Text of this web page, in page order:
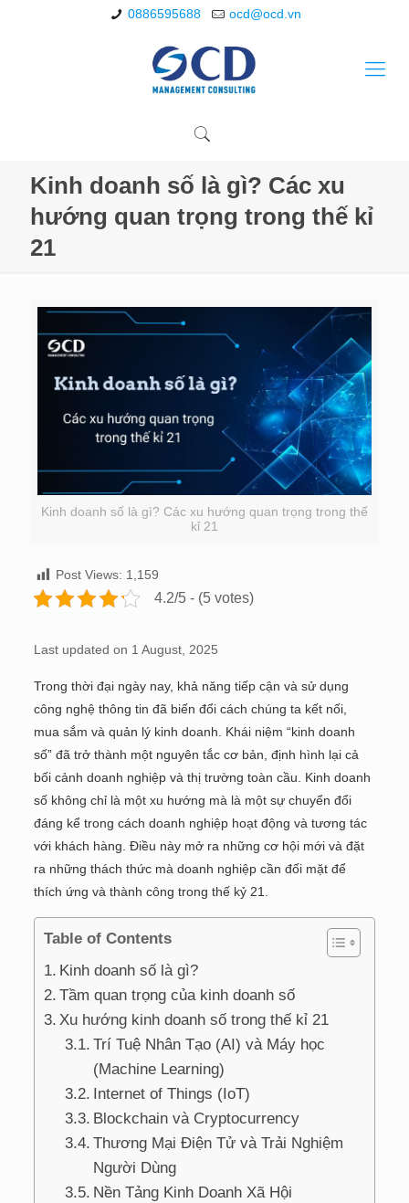
0886595688 ocd@ocd.vn
Kinh doanh số là gì? Các xu
hướng quan trọng trong thế kỉ
21
Kinh doanh số là gì? Các xu hướng quan trọng trong thế
kỉ 21
Post Views: 1,159
4.2/5 - (5 votes)
Last updated on 1 August, 2025
Trong thời đại ngày nay, khả năng tiếp cận và sử dụng
công nghệ thông tin đã biến đổi cách chúng ta kết nối,
mua sắm và quản lý kinh doanh. Khái niệm “kinh doanh
số” đã trở thành một nguyên tắc cơ bản, định hình lại cả
bối cảnh doanh nghiệp và thị trường toàn cầu. Kinh doanh
số không chỉ là một xu hướng mà là một sự chuyển đổi
đáng kể trong cách doanh nghiệp hoạt động và tương tác
với khách hàng. Điều này mở ra những cơ hội mới và đặt
ra những thách thức mà doanh nghiệp cần đối mặt để
thích ứng và thành công trong thế kỷ 21.
Table of Contents
Kinh doanh số là gì?
Tầm quan trọng của kinh doanh số
Xu hướng kinh doanh số trong thế kỉ 21
Trí Tuệ Nhân Tạo (AI) và Máy học
(Machine Learning)
Internet of Things (IoT)
Blockchain và Cryptocurrency
Thương Mại Điện Tử và Trải Nghiệm
Người Dùng
Nền Tảng Kinh Doanh Xã Hội